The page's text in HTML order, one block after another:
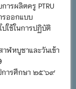
ารผลิตครู PTRU
รออกแบบ
ปใช้ในการปฏิบัติ
ฬหบูชาและวันเข้า
การศึกษา ๒๕๖๙